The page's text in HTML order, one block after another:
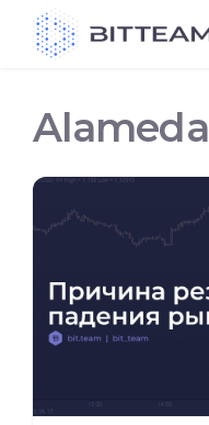
Alameda